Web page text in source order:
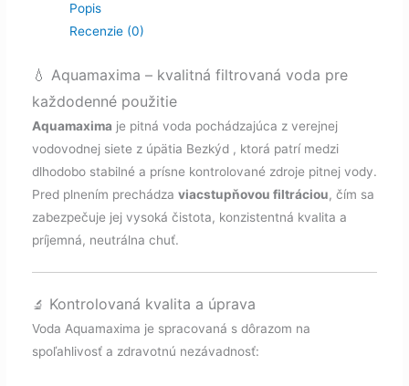
maximaPopis
Recenzie (0)
💧 Aquamaxima – kvalitná filtrovaná voda pre
každodenné použitie
Aquamaxima je pitná voda pochádzajúca z verejnej
vodovodnej siete z úpätia Bezkýd , ktorá patrí medzi
dlhodobo stabilné a prísne kontrolované zdroje pitnej vody.
Pred plnením prechádza viacstupňovou filtráciou, čím sa
zabezpečuje jej vysoká čistota, konzistentná kvalita a
príjemná, neutrálna chuť.
🔬 Kontrolovaná kvalita a úprava
Voda Aquamaxima je spracovaná s dôrazom na
spoľahlivosť a zdravotnú nezávadnosť: